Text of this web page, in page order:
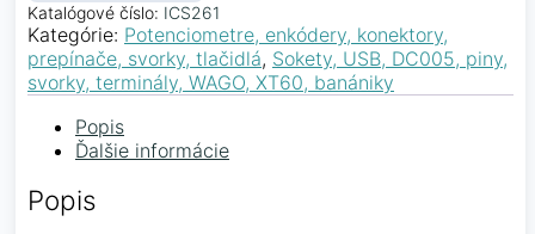
Katalógové číslo: ICS261
Kategórie: Potenciometre, enkódery, konektory,
prepínače, svorky, tlačidlá, Sokety, USB, DC005, piny,
svorky, terminály, WAGO, XT60, banániky
Popis
Ďalšie informácie
Popis